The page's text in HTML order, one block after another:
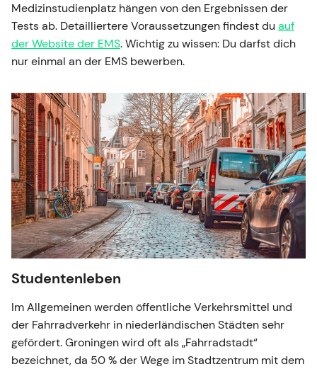
Medizinstudienplatz hängen von den Ergebnissen der
Tests ab. Detailliertere Voraussetzungen findest du auf
der Website der EMS. Wichtig zu wissen: Du darfst dich
nur einmal an der EMS bewerben.
Studentenleben
Im Allgemeinen werden öffentliche Verkehrsmittel und
der Fahrradverkehr in niederländischen Städten sehr
gefördert. Groningen wird oft als „Fahrradstadt“
bezeichnet, da 50 % der Wege im Stadtzentrum mit dem